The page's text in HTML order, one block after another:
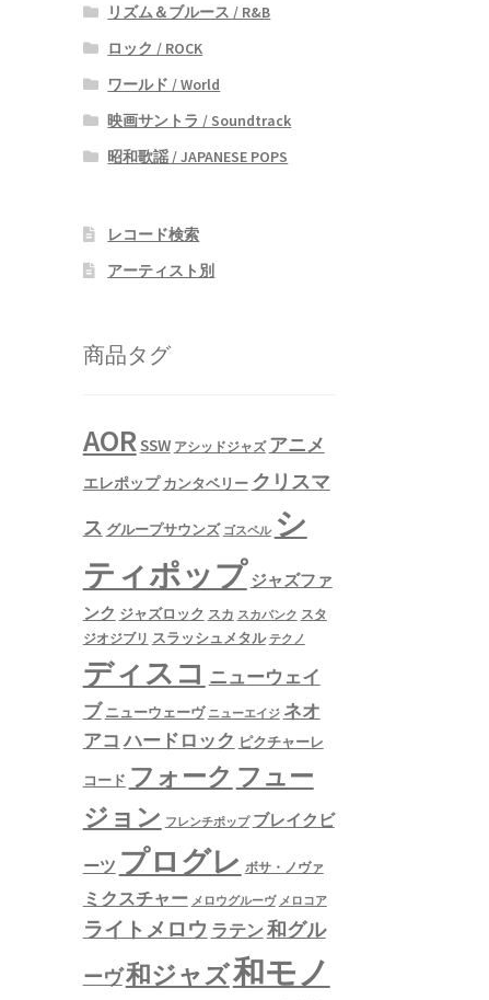
リズム＆ブルース / R&B
ロック / ROCK
ワールド / World
映画サントラ / Soundtrack
昭和歌謡 / JAPANESE POPS
レコード検索
アーティスト別
商品タグ
AORSSW アシッドジャズ アニメ
エレポップ カンタベリー クリスマ
ス グループサウンズ ゴスペル シ
ティポップ ジャズファ
ンク ジャズロック スカ スカパンク スタ
ジオジブリ スラッシュメタル テクノ
ディスコ ニューウェイ
ブ ニューウェーヴ ニューエイジ ネオ
アコ ハードロック ピクチャーレ
コード フォーク フュー
ジョン フレンチポップ ブレイクビ
ーツ プログレ ボサ・ノヴァ
ミクスチャー メロウグルーヴ メロコア
ライトメロウ ラテン 和グル
ーヴ和ジャズ和モノ